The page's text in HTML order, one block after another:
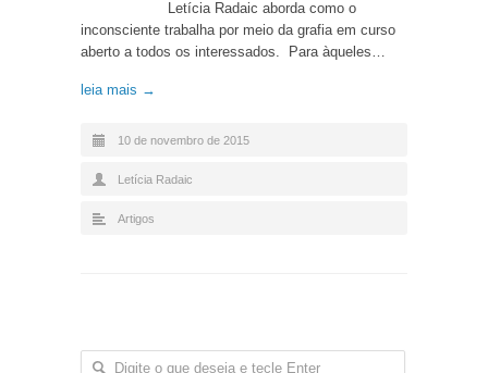
Letícia Radaic aborda como o
inconsciente trabalha por meio da grafia em curso
aberto a todos os interessados. Para àqueles…
leia mais →
10 de novembro de 2015
Letícia Radaic
Artigos